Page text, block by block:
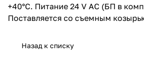
+40°C. Питание 24 V AC (БП в
Поставляется со съемным
Назад к списку